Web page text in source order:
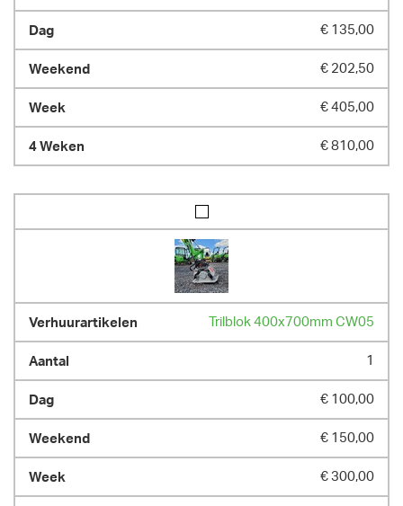
€ 135,00
€ 202,50
€ 405,00
€ 810,00
Trilblok 400x700mm CW05
1
€ 100,00
€ 150,00
€ 300,00